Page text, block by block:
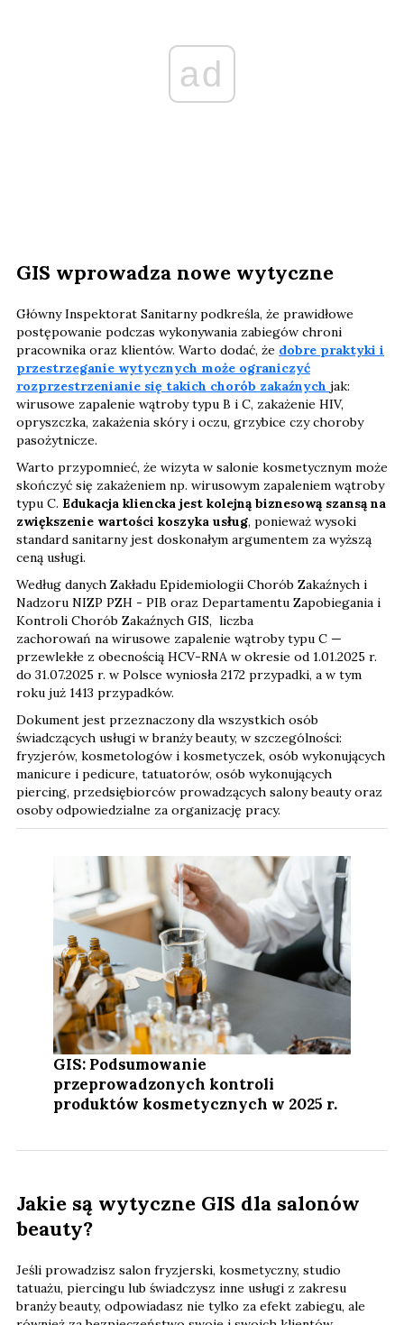
ad
GIS wprowadza nowe wytyczne
Główny Inspektorat Sanitarny podkreśla, że prawidłowe
postępowanie podczas wykonywania zabiegów chroni
pracownika oraz klientów. Warto dodać, że dobre praktyki i
przestrzeganie wytycznych może ograniczyć
rozprzestrzenianie się takich chorób zakaźnych jak:
wirusowe zapalenie wątroby typu B i C, zakażenie HIV,
opryszczka, zakażenia skóry i oczu, grzybice czy choroby
pasożytnicze.
Warto przypomnieć, że wizyta w salonie kosmetycznym może
skończyć się zakażeniem np. wirusowym zapaleniem wątroby
typu C. Edukacja kliencka jest kolejną biznesową szansą na
zwiększenie wartości koszyka usług, ponieważ wysoki
standard sanitarny jest doskonałym argumentem za wyższą
ceną usługi.
Według danych Zakładu Epidemiologii Chorób Zakaźnych i
Nadzoru NIZP PZH - PIB oraz Departamentu Zapobiegania i
Kontroli Chorób Zakaźnych GIS, liczba
zachorowań na wirusowe zapalenie wątroby typu C —
przewlekłe z obecnością HCV-RNA w okresie od 1.01.2025 r.
do 31.07.2025 r. w Polsce wyniosła 2172 przypadki, a w tym
roku już 1413 przypadków.
Dokument jest przeznaczony dla wszystkich osób
świadczących usługi w branży beauty, w szczególności:
fryzjerów, kosmetologów i kosmetyczek, osób wykonujących
manicure i pedicure, tatuatorów, osób wykonujących
piercing, przedsiębiorców prowadzących salony beauty oraz
osoby odpowiedzialne za organizację pracy.
GIS: Podsumowanie
przeprowadzonych kontroli
produktów kosmetycznych w 2025 r.
Jakie są wytyczne GIS dla salonów
beauty?
Jeśli prowadzisz salon fryzjerski, kosmetyczny, studio
tatuażu, piercingu lub świadczysz inne usługi z zakresu
branży beauty, odpowiadasz nie tylko za efekt zabiegu, ale